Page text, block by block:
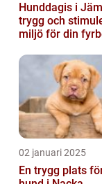
Hunddagis i
trygg och
miljö för din
02 januari 2025
En trygg plats